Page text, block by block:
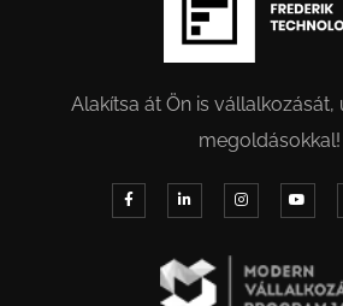
Alakítsa át Ön is
megoldásokkal!